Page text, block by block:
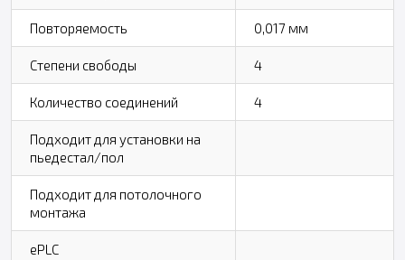
Повторяемость 0,017 мм
Степени свободы 4
Количество соединений 4
Подходит для установки на
пьедестал/пол
Подходит для потолочного
монтажа
ePLC